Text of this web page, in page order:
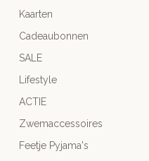
Kaarten
Cadeaubonnen
SALE
Lifestyle
ACTIE
Zwemaccessoires
Feetje Pyjama's